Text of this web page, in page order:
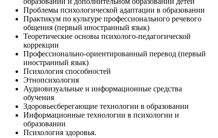
Проблемы психологической адаптации в образовании
Практикум по культуре профессионального речевого
общения (первый иностранный язык)
Теоретические основы психолого-педагогической
коррекции
Профессионально-ориентированный перевод (первый
иностранный язык)
Психология способностей
Этнопсихология
Аудиовизуальные и информационные средства
обучения
Здоровьесберегающие технологии в образовании
Информационные технологии в психологии и
образовании
Психология здоровья.